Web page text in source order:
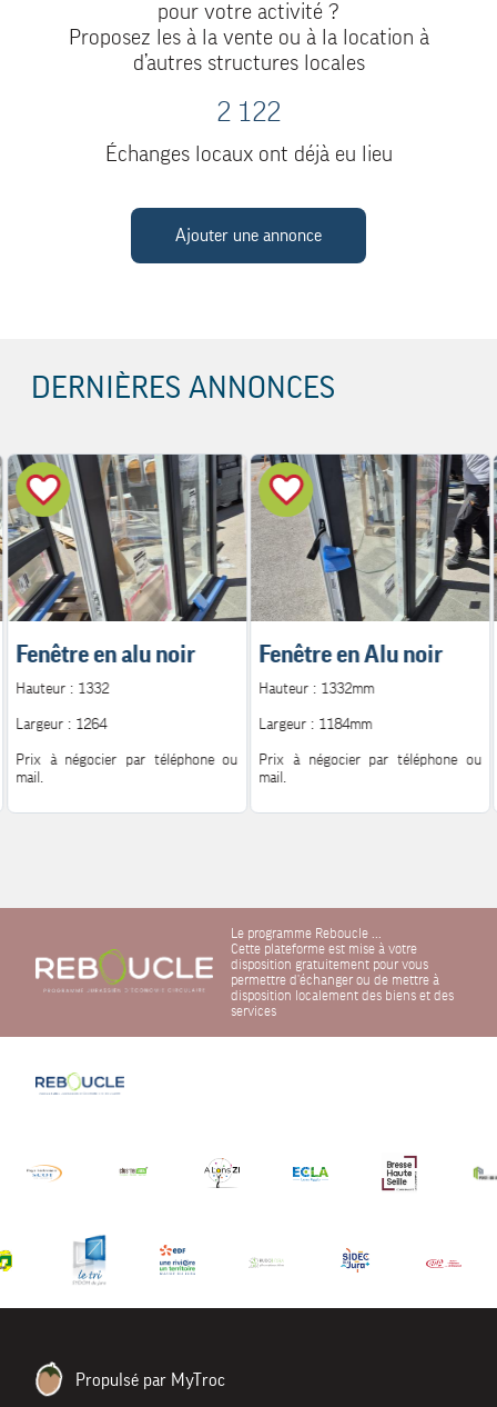
pour votre activité ?
Proposez les à la vente ou à la location à
d’autres structures locales
2 122
Échanges locaux ont déjà eu lieu
Ajouter une annonce
DERNIÈRES ANNONCES
Fenêtre en alu noir
Hauteur : 1332
Largeur : 1264
Prix à négocier par téléphone ou
mail.
Pour plus d'information.
Fenêtre en Alu noir
Hauteur : 1332mm
Largeur : 1184mm
Prix à négocier par téléphone ou
mail.
Pour plus d'information.
Le programme Reboucle ...
Cette plateforme est mise à votre
disposition gratuitement pour vous
permettre d'échanger ou de mettre à
disposition localement des biens et des
services
Propulsé par MyTroc